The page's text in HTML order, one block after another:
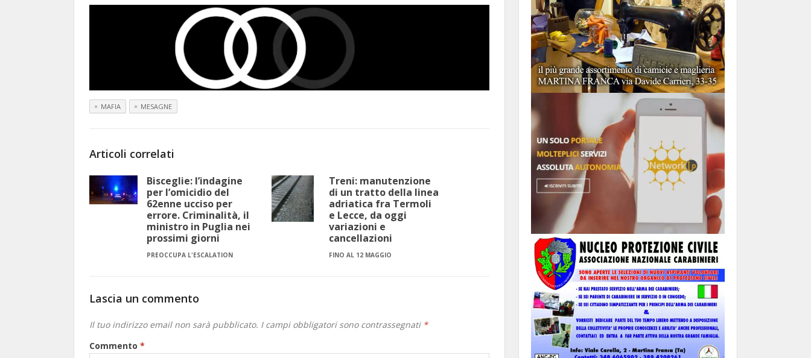
MAFIA MESAGNE
Articoli correlati
Bisceglie: l’indagine
per l’omicidio del
62enne ucciso per
errore. Criminalità, il
ministro in Puglia nei
prossimi giorni
PREOCCUPA L'ESCALATION
Treni: manutenzione
di un tratto della linea
adriatica fra Termoli
e Lecce, da oggi
variazioni e
cancellazioni
FINO AL 12 MAGGIO
Lascia un commento
Il tuo indirizzo email non sarà pubblicato. I campi obbligatori sono contrassegnati *
Commento *